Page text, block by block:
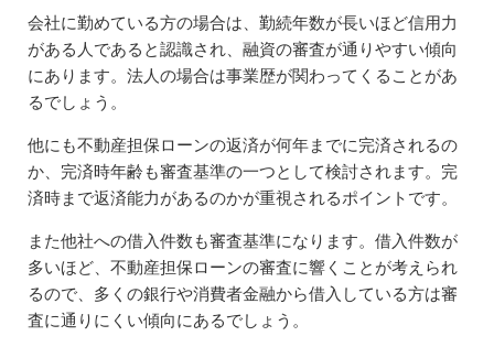
会社に勤めている方の場合は、勤続年数が長いほど信用力
がある人であると認識され、融資の審査が通りやすい傾向
にあります。法人の場合は事業歴が関わってくることがあ
るでしょう。
他にも不動産担保ローンの返済が何年までに完済されるの
か、完済時年齢も審査基準の一つとして検討されます。完
済時まで返済能力があるのかが重視されるポイントです。
また他社への借入件数も審査基準になります。借入件数が
多いほど、不動産担保ローンの審査に響くことが考えられ
るので、多くの銀行や消費者金融から借入している方は審
査に通りにくい傾向にあるでしょう。